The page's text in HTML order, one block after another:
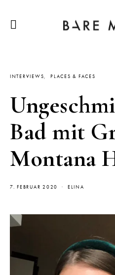
INTERVIEWS PLACES & FACES
Bad mit
Montana
7. FEBRUAR 2020 ELINA